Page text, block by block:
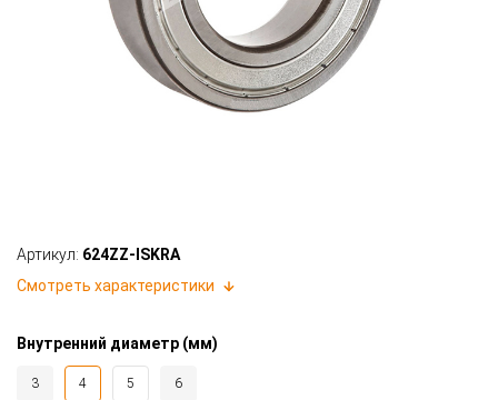
Артикул: 624ZZ-ISKRA
Смотреть характеристики
Внутренний диаметр (мм)
3 4 5 6